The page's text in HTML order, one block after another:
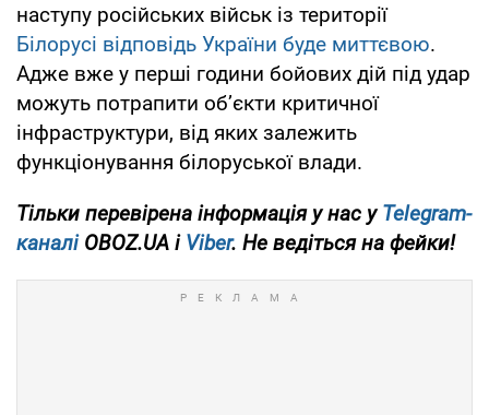
наступу російських військ із території
Білорусі відповідь України буде миттєвою.
Адже вже у перші години бойових дій під удар
можуть потрапити об’єкти критичної
інфраструктури, від яких залежить
функціонування білоруської влади.
Тільки перевірена інформація у нас уTelegram-
каналіOBOZ.UA і Viber. Не ведіться на фейки!